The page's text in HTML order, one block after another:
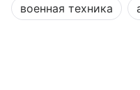
военная техника